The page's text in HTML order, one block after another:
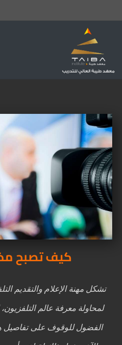
كيف تصبح
تشكل مهنة الإعلام والتقديم
لمحاولة معرفة عالم
الفضول للوقوف على تفاصيل